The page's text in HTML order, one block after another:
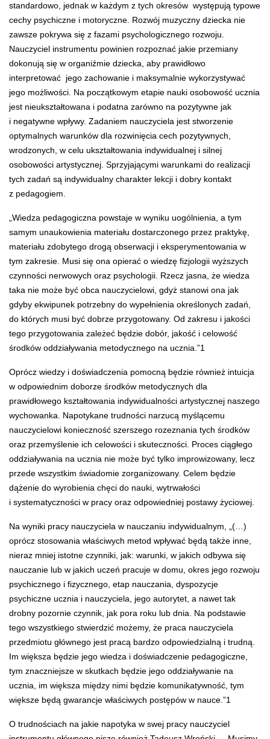
standardowo, jednak w każdym z tych okresów występują typowe
cechy psychiczne i motoryczne. Rozwój muzyczny dziecka nie
zawsze pokrywa się z fazami psychologicznego rozwoju.
Nauczyciel instrumentu powinien rozpoznać jakie przemiany
dokonują się w organiźmie dziecka, aby prawidłowo
interpretować jego zachowanie i maksymalnie wykorzystywać
jego możliwości. Na początkowym etapie nauki osobowość ucznia
jest nieukształtowana i podatna zarówno na pozytywne jak
i negatywne wpływy. Zadaniem nauczyciela jest stworzenie
optymalnych warunków dla rozwinięcia cech pozytywnych,
wrodzonych, w celu ukształtowania indywidualnej i silnej
osobowości artystycznej. Sprzyjającymi warunkami do realizacji
tych zadań są indywidualny charakter lekcji i dobry kontakt
z pedagogiem.
„Wiedza pedagogiczna powstaje w wyniku uogólnienia, a tym
samym unaukowienia materiału dostarczonego przez praktykę,
materiału zdobytego drogą obserwacji i eksperymentowania w
tym zakresie. Musi się ona opierać o wiedzę fizjologii wyższych
czynności nerwowych oraz psychologii. Rzecz jasna, że wiedza
taka nie może być obca nauczycielowi, gdyż stanowi ona jak
gdyby ekwipunek potrzebny do wypełnienia określonych zadań,
do których musi być dobrze przygotowany. Od zakresu i jakości
tego przygotowania zależeć będzie dobór, jakość i celowość
środków oddziaływania metodycznego na ucznia.”1
Oprócz wiedzy i doświadczenia pomocną będzie również intuicja
w odpowiednim doborze środków metodycznych dla
prawidłowego kształtowania indywidualności artystycznej naszego
wychowanka. Napotykane trudności narzucą myślącemu
nauczycielowi konieczność szerszego rozeznania tych środków
oraz przemyślenie ich celowości i skuteczności. Proces ciągłego
oddziaływania na ucznia nie może być tylko improwizowany, lecz
przede wszystkim świadomie zorganizowany. Celem będzie
dążenie do wyrobienia chęci do nauki, wytrwałości
i systematyczności w pracy oraz odpowiedniej postawy życiowej.
Na wyniki pracy nauczyciela w nauczaniu indywidualnym, „(…)
oprócz stosowania właściwych metod wpływać będą także inne,
nieraz mniej istotne czynniki, jak: warunki, w jakich odbywa się
nauczanie lub w jakich uczeń pracuje w domu, okres jego rozwoju
psychicznego i fizycznego, etap nauczania, dyspozycje
psychiczne ucznia i nauczyciela, jego autorytet, a nawet tak
drobny pozornie czynnik, jak pora roku lub dnia. Na podstawie
tego wszystkiego stwierdzić możemy, że praca nauczyciela
przedmiotu głównego jest pracą bardzo odpowiedzialną i trudną.
Im większa będzie jego wiedza i doświadczenie pedagogiczne,
tym znaczniejsze w skutkach będzie jego oddziaływanie na
ucznia, im większa między nimi będzie komunikatywność, tym
większe będą gwarancje właściwych postępów w nauce.”1
O trudnościach na jakie napotyka w swej pracy nauczyciel